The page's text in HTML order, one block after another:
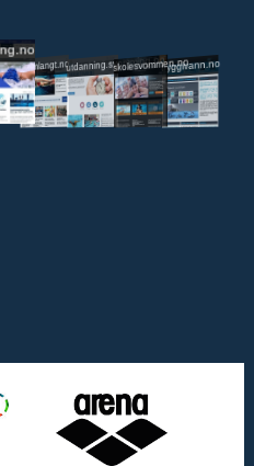
svomlangt.noutdanning.svomming.no
skolesvommen.notryggivann.no